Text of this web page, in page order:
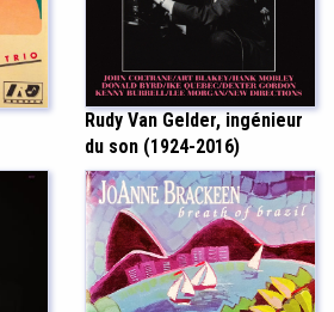
Rudy Van Gelder, ingénieur
du son (1924-2016)